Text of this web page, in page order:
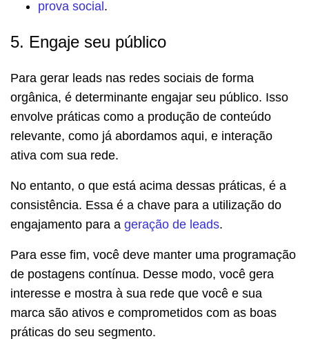
prova social .
5. Engaje seu público
Para gerar leads nas redes sociais de forma
orgânica, é determinante engajar seu público. Isso
envolve práticas como a produção de conteúdo
relevante, como já abordamos aqui, e interação
ativa com sua rede.
No entanto, o que está acima dessas práticas, é a
consistência. Essa é a chave para a utilização do
engajamento para a geração de leads.
Para esse fim, você deve manter uma programação
de postagens contínua. Desse modo, você gera
interesse e mostra à sua rede que você e sua
marca são ativos e comprometidos com as boas
práticas do seu segmento.